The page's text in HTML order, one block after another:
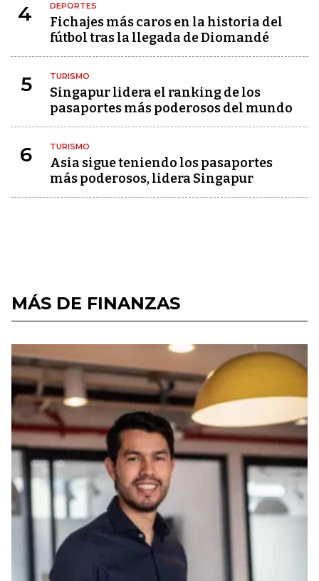
4 DEPORTES
Fichajes más caros en la historia del
fútbol tras la llegada de Diomandé
5 TURISMO
Singapur lidera el ranking de los
pasaportes más poderosos del mundo
6 TURISMO
Asia sigue teniendo los pasaportes
más poderosos, lidera Singapur
MÁS DE FINANZAS